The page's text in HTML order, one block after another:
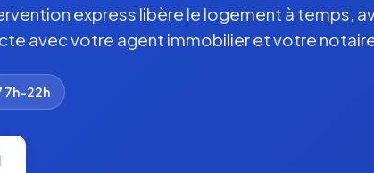
express libère le logement à temps,
avec votre agent immobilier et votre
7h-22h